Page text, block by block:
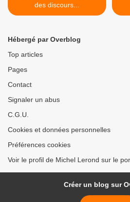
des discours...
Hébergé par Overblog
Top articles
Pages
Contact
Signaler un abus
C.G.U.
Cookies et données personnelles
Préférences cookies
Voir le profil de Michel Lerond sur le
Créer un blog sur